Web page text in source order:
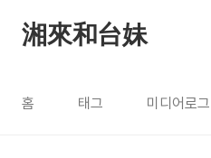
湘來和台妹
홈 태그 미디어로그